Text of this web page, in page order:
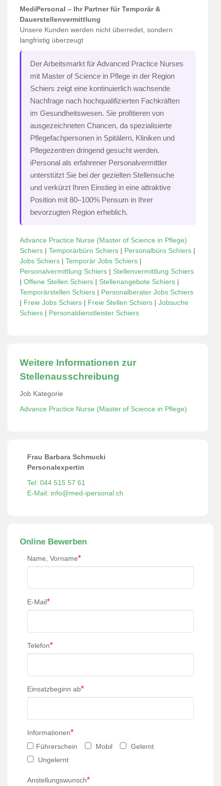
MediPersonal – Ihr Partner für Temporär &
Dauerstellenvermittlung
Unsere Kunden werden nicht überredet, sondern
langfristig überzeugt
Der Arbeitsmarkt für Advanced Practice Nurses
mit Master of Science in Pflege in der Region
Schiers zeigt eine kontinuierlich wachsende
Nachfrage nach hochqualifizierten Fachkräften
im Gesundheitswesen. Sie profitieren von
ausgezeichneten Chancen, da spezialisierte
Pflegefachpersonen in Spitälern, Kliniken und
Pflegezentren dringend gesucht werden.
iPersonal als erfahrener Personalvermittler
unterstützt Sie bei der gezielten Stellensuche
und verkürzt Ihren Einstieg in eine attraktive
Position mit 80–100% Pensum in Ihrer
bevorzugten Region erheblich.
Advance Practice Nurse (Master of Science in Pflege)
Schiers | Temporärbüro Schiers | Personalbüro Schiers |
Jobs Schiers | Temporär Jobs Schiers |
Personalvermittlung Schiers | Stellenvermittlung Schiers
| Offene Stellen Schiers | Stellenangebote Schiers |
Temporärstellen Schiers | Personalberater Jobs Schiers
| Freie Jobs Schiers | Freie Stellen Schiers | Jobsuche
Schiers | Personaldienstleister Schiers
Weitere Informationen zur
Stellenausschreibung
Job Kategorie
Advance Practice Nurse (Master of Science in Pflege)
Frau Barbara Schmucki
Personalexpertin
Tel: 044 515 57 61
E-Mail: info@med-ipersonal.ch
Online Bewerben
Name, Vorname*
E-Mail*
Telefon*
Einsatzbeginn ab*
Informationen*
Führerschein Mobil
Gelernt
Ungelernt
Anstellungswunsch*